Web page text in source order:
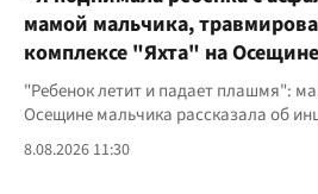
мамой мальчика,
комплексе "Яхта" на Осещине
"Ребенок летит и падает плашмя":
Осещине мальчика рассказала об
8.08.2026 11:30